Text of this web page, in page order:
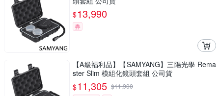
$13,990
券
【A級福利品】【SAMYANG】三陽光學 Rema
ster Slim 模組化鏡頭套組 公司貨
$11,305 $11,900